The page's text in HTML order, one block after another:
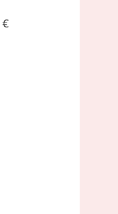
€